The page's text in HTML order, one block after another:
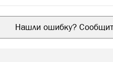
Нашли ошибку?